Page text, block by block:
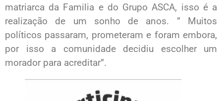
matriarca da Familia e do Grupo ASCA, isso é a
realização de um sonho de anos. ” Muitos
políticos passaram, prometeram e foram embora,
por isso a comunidade decidiu escolher um
morador para acreditar”.